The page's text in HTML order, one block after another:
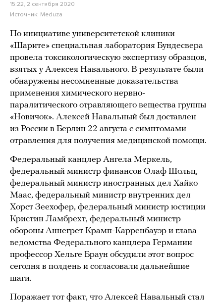
15:22, 2 сентября 2020
Источник: Meduza
По инициативе университетской клиники
«Шарите» специальная лаборатория Бундесвера
провела токсикологическую экспертизу образцов,
взятых у Алексея Навального. В результате были
обнаружены несомненные доказательства
применения химического нервно-
паралитического отравляющего вещества группы
«Новичок». Алексей Навальный был доставлен
из России в Берлин 22 августа с симптомами
отравления для получения медицинской помощи.
Федеральный канцлер Ангела Меркель,
федеральный министр финансов Олаф Шольц,
федеральный министр иностранных дел Хайко
Маас, федеральный министр внутренних дел
Хорст Зеехофер, федеральный министр юстиции
Кристин Ламбрехт, федеральный министр
обороны Аннегрет Крамп-Карренбауэр и глава
ведомства Федерального канцлера Германии
профессор Хельге Браун обсудили этот вопрос
сегодня в полдень и согласовали дальнейшие
шаги.
Поражает тот факт, что Алексей Навальный стал